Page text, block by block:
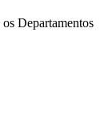
Departamentos